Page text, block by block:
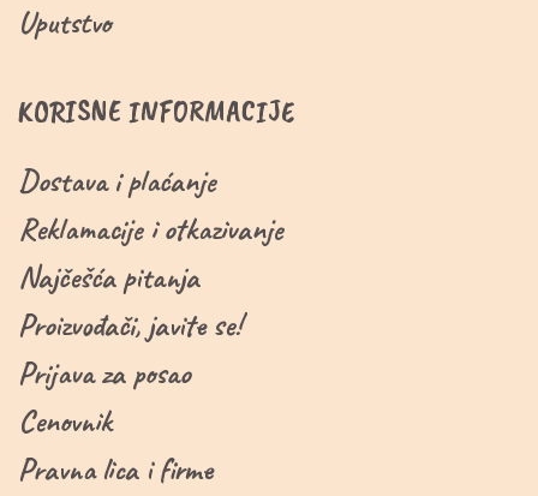
Uputstvo
KORISNE INFORMACIJE
Dostava i plaćanje
Reklamacije i otkazivanje
Najčešća pitanja
Proizvođači, javite se!
Prijava za posao
Cenovnik
Pravna lica i firme